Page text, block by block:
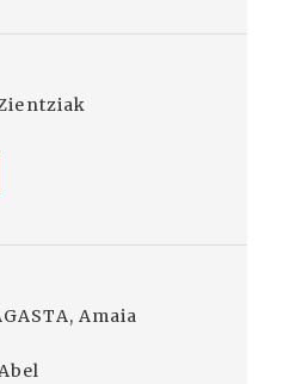
Amaia